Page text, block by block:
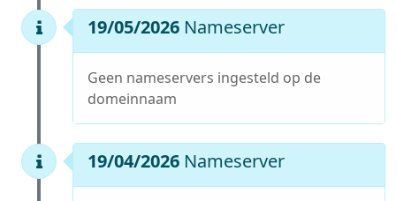
19/05/2026 Nameserver
Geen nameservers ingesteld op de
domeinnaam
19/04/2026 Nameserver